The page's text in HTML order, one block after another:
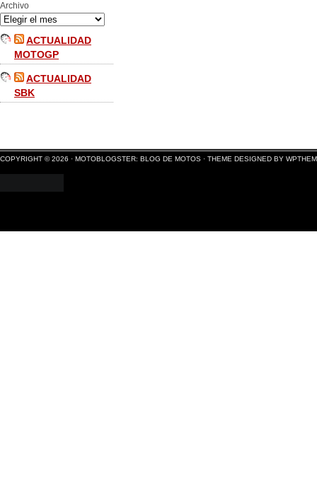
Archivo
ACTUALIDAD
MOTOGP
ACTUALIDAD
SBK
COPYRIGHT © 2026 · MOTOBLOGSTER: BLOG DE MOTOS · THEME DESIGNED BY